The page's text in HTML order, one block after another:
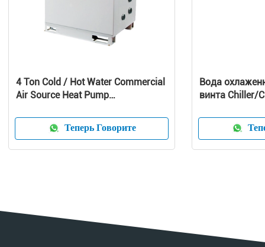
4 Ton Cold / Hot Water Commercial
Air Source Heat Pump
Теперь Говорите
Вода
винта Chiller/
охладитель